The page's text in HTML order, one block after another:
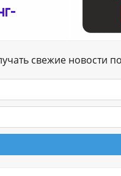
свежие новости